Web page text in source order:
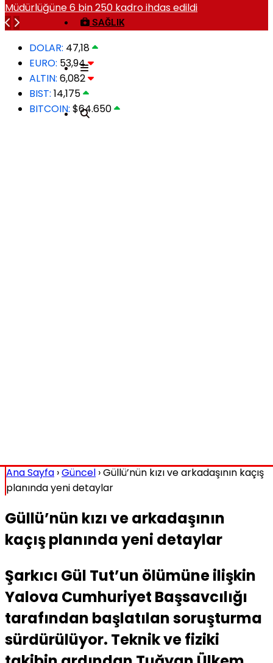
SAĞLIK
Müdürlüğüne 6 bin 250 kadro ihdas edildi
DOLAR: 47,18
EURO: 53,94
ALTIN: 6,082
BIST: 14,175
BITCOIN: $64.650
Ana Sayfa ›Güncel ›Güllü’nün kızı ve arkadaşının kaçış
planında yeni detaylar
Güllü’nün kızı ve arkadaşının
kaçış planında yeni detaylar
Şarkıcı Gül Tut’un ölümüne ilişkin
Yalova Cumhuriyet Başsavcılığı
tarafından başlatılan soruşturma
sürdürülüyor. Teknik ve fiziki